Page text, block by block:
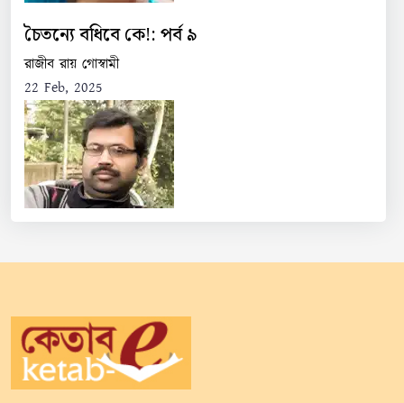
চৈতন্যে বধিবে কে!: পর্ব ৯
রাজীব রায় গোস্বামী
22 Feb, 2025